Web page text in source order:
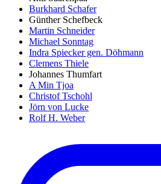
Burkhard Schafer
Günther Schefbeck
Martin Schneider
Michael Sonntag
Indra Spiecker gen. Döhmann
Clemens Thiele
Johannes Thumfart
A Min Tjoa
Christof Tschohl
Jörn von Lucke
Rolf H. Weber